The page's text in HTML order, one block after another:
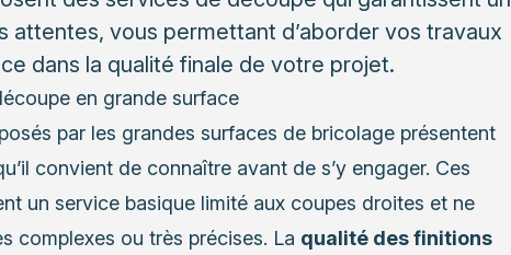
attentes, vous permettant d’aborder vos travaux
dans la qualité finale de votre projet.
en grande surface
par les grandes surfaces de bricolage présentent
convient de connaître avant de s’y engager. Ces
un service basique limité aux coupes droites et ne
complexes ou très précises. La qualité des finitions